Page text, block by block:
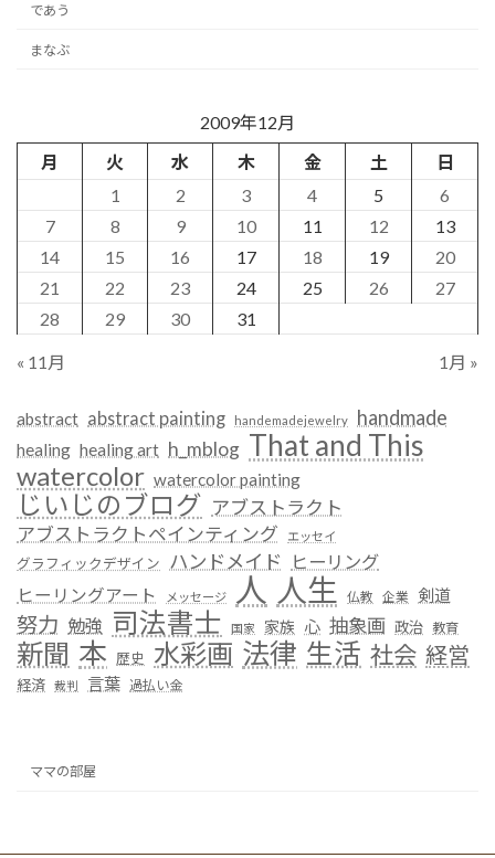
であう
まなぶ
2009年12月
月
火 水 木 金 土
日
1
2 3 4 5
6
7
8 9 10 11 12
13
14
15 16 17 18 19
20
21
22 23 24 25 26
27
28
29 30 31
« 11月 1月 »
abstract abstract painting handemadejewelry handmade
healing healing art h_mblog That and This
watercolor watercolor painting
じいじのブログ アブストラクト
アブストラクトペインティング
エッセイ
グラフィックデザイン ハンドメイド ヒーリング
ヒーリングアート メッセージ 人 人生 仏教 企業 剣道
努力 勉強 司法書士 国家 家族 心 抽象画 政治 教育
新聞 本 歴史 水彩画 法律 生活 社会 経営
経済 裁判 言葉 過払い金
ママの部屋